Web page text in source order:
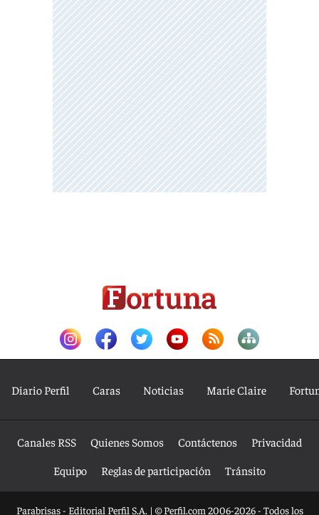
Diario Perfil Caras Noticias Marie Claire
Canales RSS Quienes Somos Contáctenos
Privacidad
Equipo
Reglas de participación Tránsito
Parabrisas - Editorial Perfil S.A. | © Perfil.com 2006-2026 - Todos los